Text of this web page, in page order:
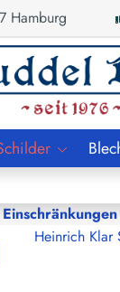
Hamburg
Heinrich Klar